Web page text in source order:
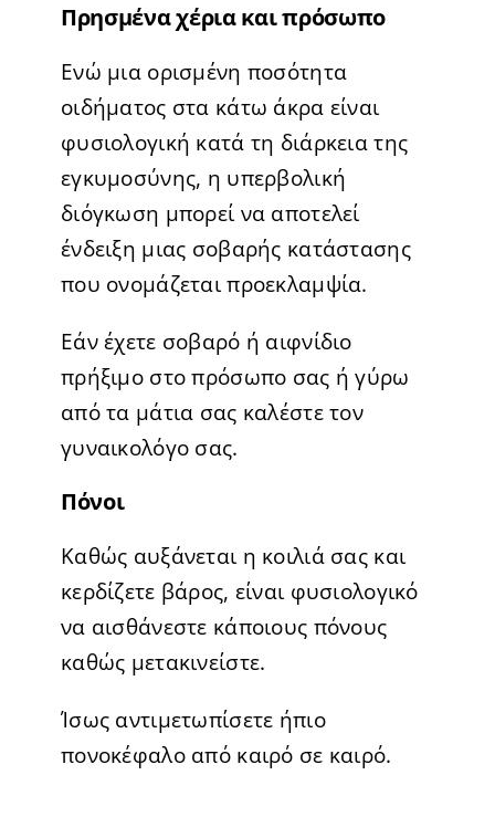
Πρησμένα χέρια και πρόσωπο
Ενώ μια ορισμένη ποσότητα
οιδήματος στα κάτω άκρα είναι
φυσιολογική κατά τη διάρκεια της
εγκυμοσύνης, η υπερβολική
διόγκωση μπορεί να αποτελεί
ένδειξη μιας σοβαρής κατάστασης
που ονομάζεται προεκλαμψία.
Εάν έχετε σοβαρό ή αιφνίδιο
πρήξιμο στο πρόσωπο σας ή γύρω
από τα μάτια σας καλέστε τον
γυναικολόγο σας.
Πόνοι
Καθώς αυξάνεται η κοιλιά σας και
κερδίζετε βάρος, είναι φυσιολογικό
να αισθάνεστε κάποιους πόνους
καθώς μετακινείστε.
Ίσως αντιμετωπίσετε ήπιο
πονοκέφαλο από καιρό σε καιρό.